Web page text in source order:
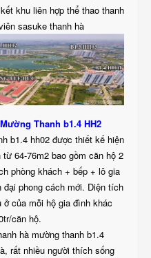
khu liên hợp thể thao thanh
sasuke thanh hà
Thanh b1.4 HH2
b1.4 hh02 được thiết kế hiện
64-76m2 bao gồm căn hộ 2
phòng khách + bếp + lô gia
đại phong cách mới. Diện tích
của mỗi hộ gia đình khác
căn hộ.
hà mường thanh b1.4
rất nhiều người thích sống